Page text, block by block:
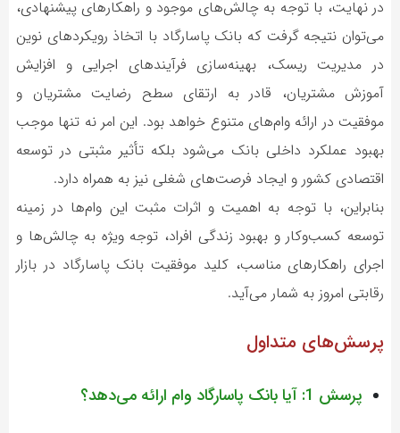
در نهایت، با توجه به چالش‌های موجود و راهکارهای پیشنهادی،
می‌توان نتیجه گرفت که بانک پاسارگاد با اتخاذ رویکردهای نوین
در مدیریت ریسک، بهینه‌سازی فرآیندهای اجرایی و افزایش
آموزش مشتریان، قادر به ارتقای سطح رضایت مشتریان و
موفقیت در ارائه وام‌های متنوع خواهد بود. این امر نه تنها موجب
بهبود عملکرد داخلی بانک می‌شود بلکه تأثیر مثبتی در توسعه
اقتصادی کشور و ایجاد فرصت‌های شغلی نیز به همراه دارد.
بنابراین، با توجه به اهمیت و اثرات مثبت این وام‌ها در زمینه
توسعه کسب‌وکار و بهبود زندگی افراد، توجه ویژه به چالش‌ها و
اجرای راهکارهای مناسب، کلید موفقیت بانک پاسارگاد در بازار
رقابتی امروز به شمار می‌آید.
پرسش‌های متداول
پرسش 1: آیا بانک پاسارگاد وام ارائه می‌دهد؟